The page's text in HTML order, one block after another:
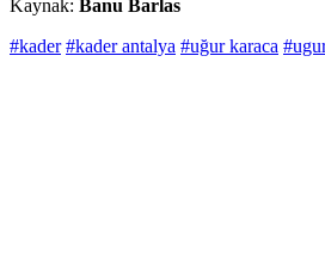
Kaynak: Banu Barlas
#kader #kader antalya #uğur karaca